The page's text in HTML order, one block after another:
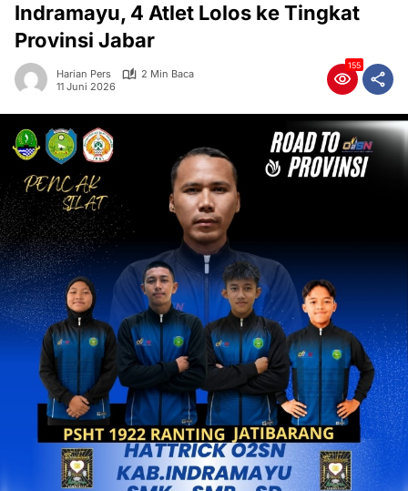
Indramayu, 4 Atlet Lolos ke Tingkat
Provinsi Jabar
Harian Pers
2 Min Baca
11 Juni 2026
155